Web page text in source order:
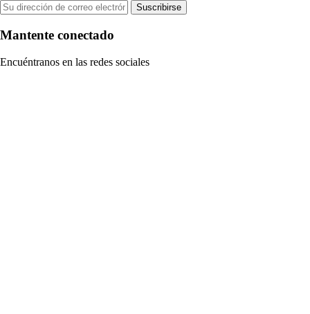
Suscribirse
Mantente conectado
Encuéntranos en las redes sociales